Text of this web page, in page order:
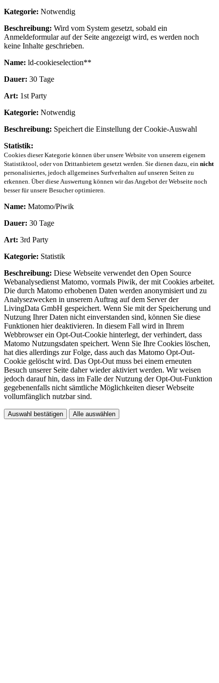
Kategorie: Notwendig
Beschreibung: Wird vom System gesetzt, sobald ein
Anmeldeformular auf der Seite angezeigt wird, es werden noch
keine Inhalte geschrieben.
Name: ld-cookieselection**
Dauer: 30 Tage
Art: 1st Party
Kategorie: Notwendig
Beschreibung: Speichert die Einstellung der Cookie-Auswahl
Statistik:
Cookies dieser Kategorie können über unsere Website von unserem eigenem
Statistiktool, oder von Drittanbietern gesetzt werden. Sie dienen dazu, ein nicht
personalisiertes, jedoch allgemeines Surfverhalten auf unseren Seiten zu
erkennen. Über diese Auswertung können wir das Angebot der Webseite noch
besser für unsere Besucher optimieren.
Name: Matomo/Piwik
Dauer: 30 Tage
Art: 3rd Party
Kategorie: Statistik
Beschreibung: Diese Webseite verwendet den Open Source
Webanalysedienst Matomo, vormals Piwik, der mit Cookies arbeitet.
Die durch Matomo erhobenen Daten werden anonymisiert und zu
Analysezwecken in unserem Auftrag auf dem Server der
LivingData GmbH gespeichert. Wenn Sie mit der Speicherung und
Nutzung Ihrer Daten nicht einverstanden sind, können Sie diese
Funktionen hier deaktivieren. In diesem Fall wird in Ihrem
Webbrowser ein Opt-Out-Cookie hinterlegt, der verhindert, dass
Matomo Nutzungsdaten speichert. Wenn Sie Ihre Cookies löschen,
hat dies allerdings zur Folge, dass auch das Matomo Opt-Out-
Cookie gelöscht wird. Das Opt-Out muss bei einem erneuten
Besuch unserer Seite daher wieder aktiviert werden. Wir weisen
jedoch darauf hin, dass im Falle der Nutzung der Opt-Out-Funktion
gegebenenfalls nicht sämtliche Möglichkeiten dieser Webseite
vollumfänglich nutzbar sind.
Auswahl bestätigen Alle auswählen